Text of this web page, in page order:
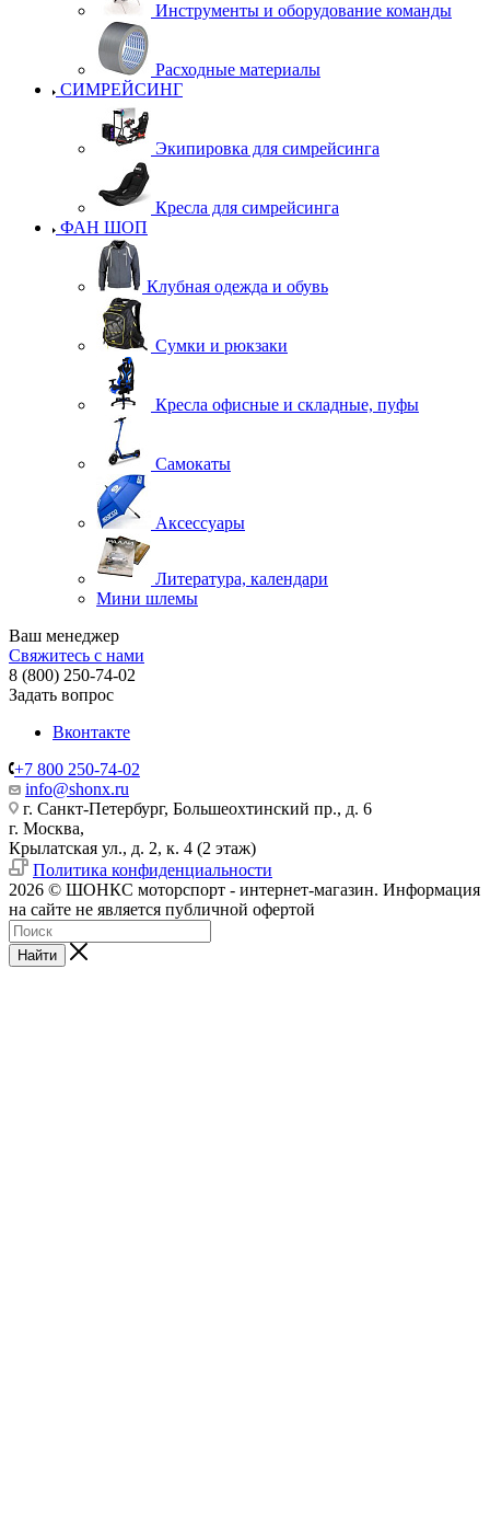
Инструменты и оборудование команды
Расходные материалы
СИМРЕЙСИНГ
Экипировка для симрейсинга
Кресла для симрейсинга
ФАН ШОП
Клубная одежда и обувь
Сумки и рюкзаки
Кресла офисные и складные, пуфы
Самокаты
Аксессуары
Литература, календари
Мини шлемы
Ваш менеджер
Свяжитесь с нами
8 (800) 250-74-02
Задать вопрос
Вконтакте
+7 800 250-74-02
info@shonx.ru
г. Санкт-Петербург, Большеохтинский пр., д. 6
г. Москва,
Крылатская ул., д. 2, к. 4 (2 этаж)
Политика конфиденциальности
2026 © ШОНКС моторспорт - интернет-магазин. Информация
на сайте не является публичной офертой
Найти